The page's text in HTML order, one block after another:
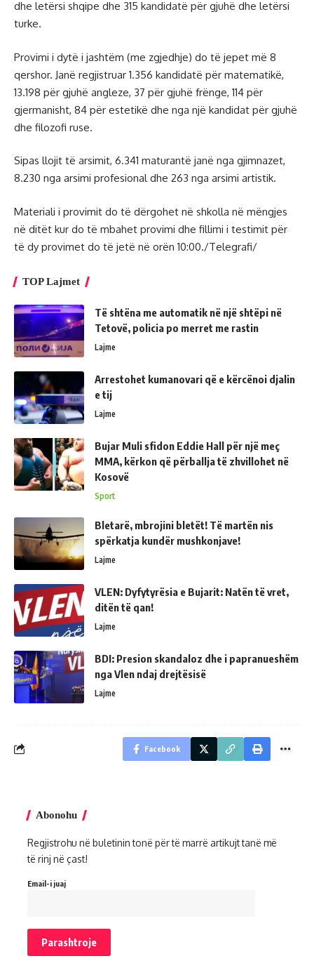
dhe letërsi shqipe dhe 315 kandidatë për gjuhë dhe letërsi
turke.
Provimi i dytë i jashtëm (me zgjedhje) do të jepet më 8
qershor. Janë regjistruar 1.356 kandidatë për matematikë,
13.198 për gjuhë angleze, 37 për gjuhë frënge, 114 për
gjermanisht, 84 për estetikë dhe nga një kandidat për gjuhë
dhe filozofi ruse.
Sipas llojit të arsimit, 6.341 maturantë janë nga gjimnazet,
8.230 nga arsimi profesional dhe 263 nga arsimi artistik.
Materiali i provimit do të dërgohet në shkolla në mëngjes
në ditët kur do të mbahet provimi dhe fillimi i testimit për
të dy provimet do të jetë në orën 10:00./Telegrafi/
TOP Lajmet
Të shtëna me automatik në një shtëpi në
Tetovë, policia po merret me rastin
Lajme
Arrestohet kumanovari që e kërcënoi djalin
e tij
Lajme
Bujar Muli sfidon Eddie Hall për një meç
MMA, kërkon që përballja të zhvillohet në
Kosovë
Sport
Bletarë, mbrojini bletët! Të martën nis
spërkatja kundër mushkonjave!
Lajme
VLEN: Dyfytyrësia e Bujarit: Natën të vret,
ditën të qan!
Lajme
BDI: Presion skandaloz dhe i papranueshëm
nga Vlen ndaj drejtësisë
Lajme
Facebook
Abonohu
Regjistrohu në buletinin tonë për të marrë artikujt tanë më
të rinj në çast!
Email-i juaj